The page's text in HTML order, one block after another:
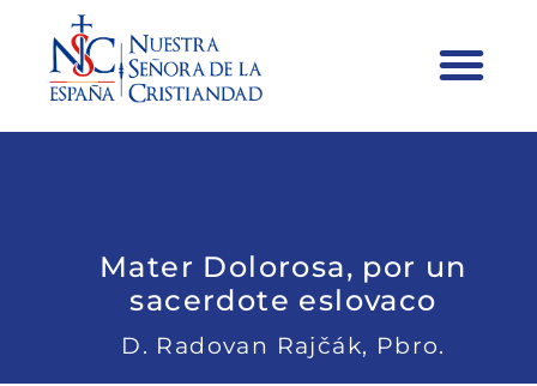
Mater Dolorosa, por un
sacerdote eslovaco
D. Radovan Rajčák, Pbro.